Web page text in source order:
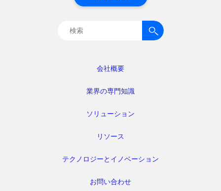
会社概要
業界の専門知識
ソリューション
リソース
テクノロジーとイノベーション
お問い合わせ
検